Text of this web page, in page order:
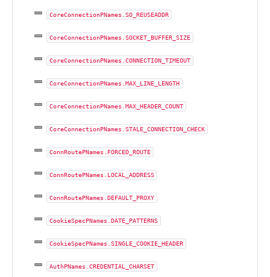
CoreConnectionPNames.SO_REUSEADDR
CoreConnectionPNames.SOCKET_BUFFER_SIZE
CoreConnectionPNames.CONNECTION_TIMEOUT
CoreConnectionPNames.MAX_LINE_LENGTH
CoreConnectionPNames.MAX_HEADER_COUNT
CoreConnectionPNames.STALE_CONNECTION_CHECK
ConnRoutePNames.FORCED_ROUTE
ConnRoutePNames.LOCAL_ADDRESS
ConnRoutePNames.DEFAULT_PROXY
CookieSpecPNames.DATE_PATTERNS
CookieSpecPNames.SINGLE_COOKIE_HEADER
AuthPNames.CREDENTIAL_CHARSET